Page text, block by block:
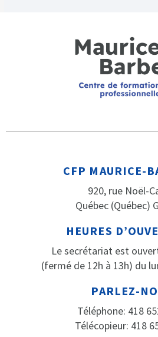
CFP MAURICE-
920, rue Noël-
Québec (Québec)
HEURES
Le secrétariat est
(fermé de 12h à 13h) du
PARLEZ-
Téléphone: 418
Télécopieur: 418